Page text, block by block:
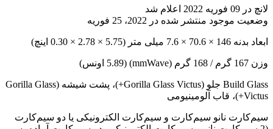
لانچ در 09 فوریه 2022 اعلام شد
وضعیت موجود منتشر شده در 2022، 25 فوریه
ابعاد بدنه 146 × 70.6 × 7.6 میلی متر (5.75 × 2.78 × 0.30 اینچ)
وزن 167 گرم / 168 گرم (mmWave) (5.89 اونس)
Build Glass جلو (Gorilla Glass Victus+)، پشت شیشه (Gorilla Glass
Victus+)، قاب آلومینیومی
سیم‌کارت نانو سیم‌کارت و سیم‌کارت الکترونیکی یا دو سیم‌کارت